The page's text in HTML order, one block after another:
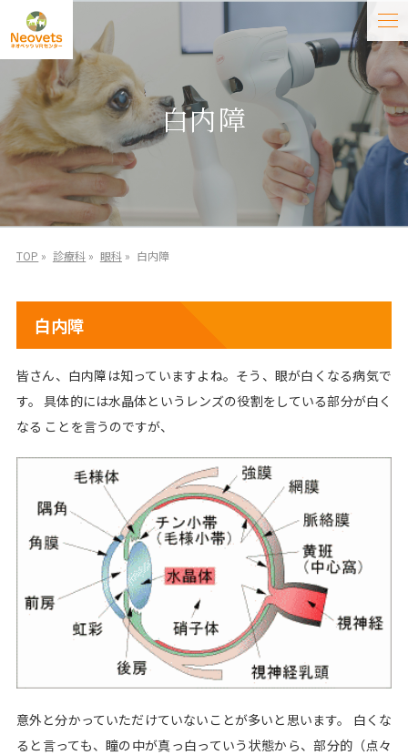
白内障
TOP » 診療科 » 眼科 » 白内障
白内障
皆さん、白内障は知っていますよね。そう、眼が白くなる病気で
す。 具体的には水晶体というレンズの役割をしている部分が白く
なる ことを言うのですが、
意外と分かっていただけていないことが多いと思います。 白くな
ると言っても、瞳の中が真っ白っていう状態から、部分的（点々